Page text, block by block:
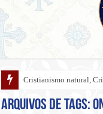
Cristianismo natural,
Arquivos de tags: